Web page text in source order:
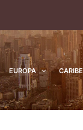
EUROPA CARIBE